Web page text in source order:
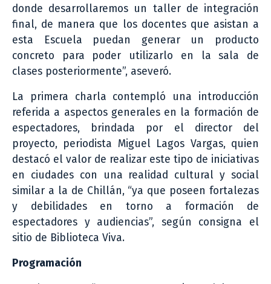
donde desarrollaremos un taller de integración
final, de manera que los docentes que asistan a
esta Escuela puedan generar un producto
concreto para poder utilizarlo en la sala de
clases posteriormente”, aseveró.
La primera charla contempló una introducción
referida a aspectos generales en la formación de
espectadores, brindada por el director del
proyecto, periodista Miguel Lagos Vargas, quien
destacó el valor de realizar este tipo de iniciativas
en ciudades con una realidad cultural y social
similar a la de Chillán, “ya que poseen fortalezas
y debilidades en torno a formación de
espectadores y audiencias”, según consigna el
sitio de Biblioteca Viva.
Programación